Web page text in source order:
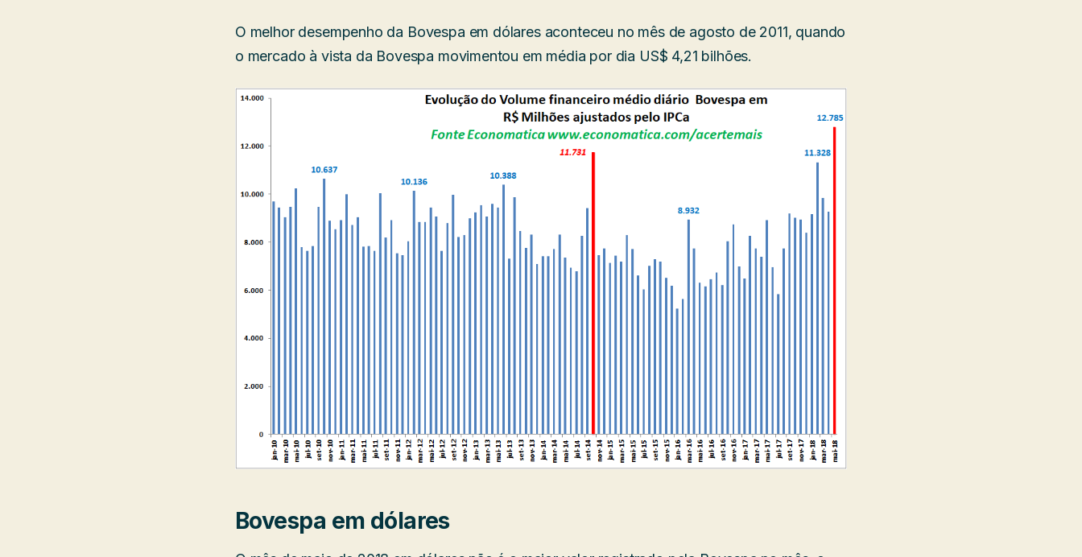
O melhor desempenho da Bovespa em dólares aconteceu no mês de agosto de 2011, quando
o mercado à vista da Bovespa movimentou em média por dia US$ 4,21 bilhões.
Bovespa em dólares